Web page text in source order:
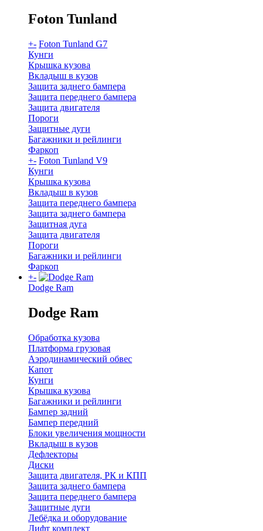
Foton Tunland
+- Foton Tunland G7
Кунги
Крышка кузова
Вкладыш в кузов
Защита заднего бампера
Защита переднего бампера
Защита двигателя
Пороги
Защитные дуги
Багажники и рейлинги
Фаркоп
+- Foton Tunland V9
Кунги
Крышка кузова
Вкладыш в кузов
Защита переднего бампера
Защита заднего бампера
Защитная дуга
Защита двигателя
Пороги
Багажники и рейлинги
Фаркоп
+-
Dodge Ram
Dodge Ram
Обработка кузова
Платформа грузовая
Аэродинамический обвес
Капот
Кунги
Крышка кузова
Багажники и рейлинги
Бампер задний
Бампер передний
Блоки увеличения мощности
Вкладыш в кузов
Дефлекторы
Диски
Защита двигателя, РК и КПП
Защита заднего бампера
Защита переднего бампера
Защитные дуги
Лебёдка и оборудование
Лифт комплект